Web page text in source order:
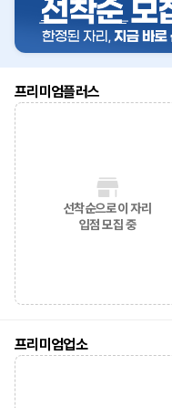
프리미엄플러스
선착순으로 이 자리
입점 모집 중
프리미엄업소